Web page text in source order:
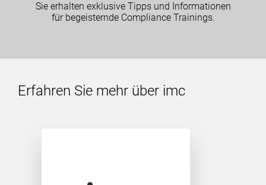
Sie erhalten exklusive Tipps und Informationen
für begeisternde Compliance Trainings.
Erfahren Sie mehr über imc